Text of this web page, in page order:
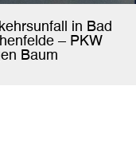
in Bad
– PKW
Baum